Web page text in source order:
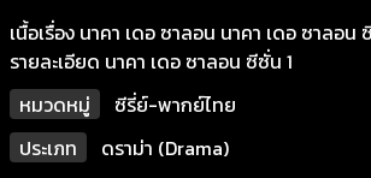
เนื้อเรื่อง นาคา เดอ ซาลอน นาคา เดอ ซาลอน
รายละเอียด นาคา เดอ ซาลอน ซีซั่น 1
หมวดหมู่
ซีรี่ย์-พากย์ไทย
ประเภท
ดราม่า (Drama)